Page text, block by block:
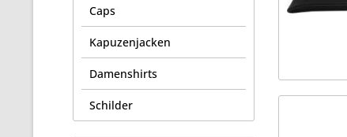
Caps
Kapuzenjacken
Damenshirts
Schilder